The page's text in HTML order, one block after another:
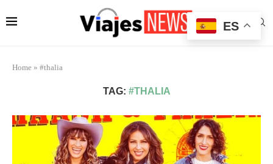
Home » #thalia
TAG: #THALIA
ES